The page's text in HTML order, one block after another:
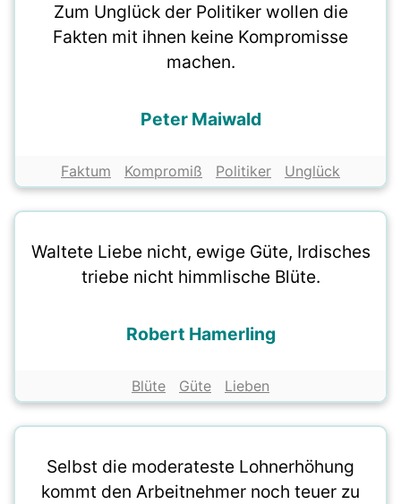
Zum Unglück der Politiker wollen die
Fakten mit ihnen keine Kompromisse
machen.
Peter Maiwald
Faktum Kompromiß Politiker Unglück
Waltete Liebe nicht, ewige Güte, Irdisches
triebe nicht himmlische Blüte.
Robert Hamerling
Blüte Güte Lieben
Selbst die moderateste Lohnerhöhung
kommt den Arbeitnehmer noch teuer zu